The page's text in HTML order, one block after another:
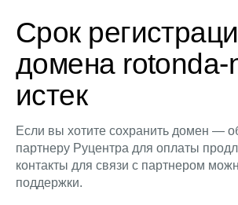
Срок
домена rotonda-
истек
Если вы хотите сохранить домен —
партнеру Руцентра для оплаты
контакты для связи с партнером
поддержки.